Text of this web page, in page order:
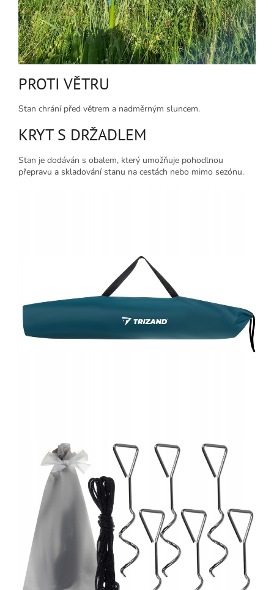
PROTI VĚTRU
Stan chrání před větrem a nadměrným sluncem.
KRYT S DRŽADLEM
Stan je dodáván s obalem, který umožňuje pohodlnou
přepravu a skladování stanu na cestách nebo mimo sezónu.